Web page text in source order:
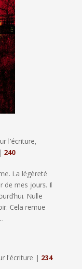
l'écriture,
240
La légèreté
de mes jours. Il
Nulle
Cela remue
l'écriture | 234